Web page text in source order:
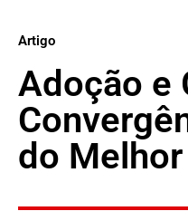
Artigo
Adoção e
do